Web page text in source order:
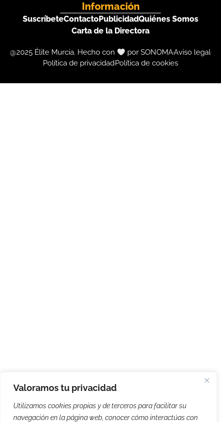
Valoramos tu privacidad
Utilizamos cookies propias y de terceros para facilitar su
navegación en la página web, conocer cómo interactúas con
Información
SuscríbeteContactoPublicidadQuiénes Somos
Carta de la Directora
@2025 Élite Murcia. Hecho con por SONOMAAviso legal
Política de privacidadPolítica de cookies